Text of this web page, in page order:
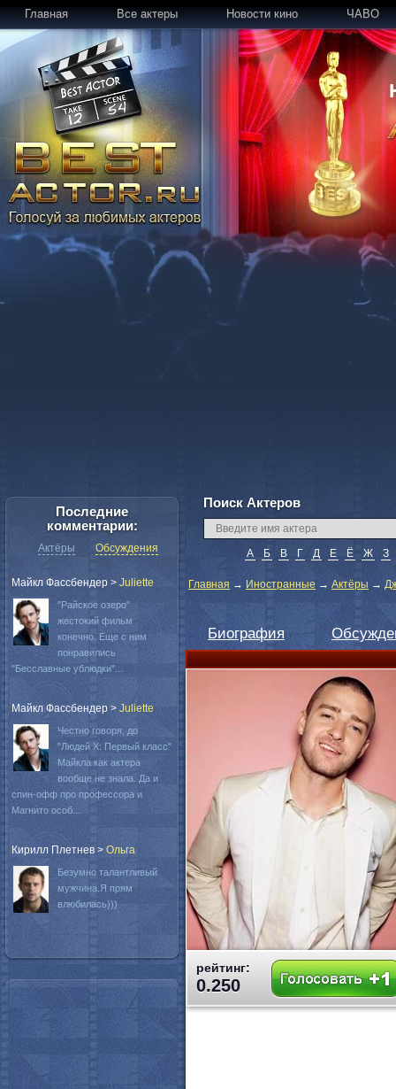
Главная Все актеры Новости кино ЧАВО
Поиск Актеров
А Б В Г Д Е Ё Ж З
Главная → Иностранные → Актёры →
Биография
рейтинг:
0.250
Последние
комментарии:
Актёры Обсуждения
Майкл Фассбендер > Juliette
"Райское озеро"
жестокий фильм
конечно. Еще с ним
понравились
"Бесславные ублюдки"...
Майкл Фассбендер > Juliette
Честно говоря, до
"Людей Х: Первый класс"
Майкла как актера
вообще не знала. Да и
спин-офф про профессора и
Магнито особ...
Кирилл Плетнев > Oльга
Безумно талантливый
мужчина.Я прям
влюбилась)))